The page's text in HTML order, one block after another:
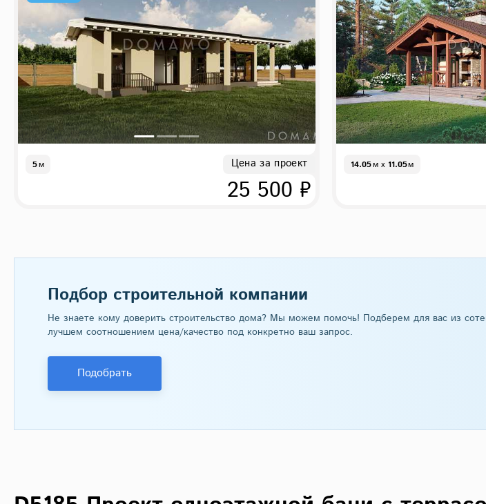
5м Цена за проект
25 500 ₽
14.05м x 11.05м
Подбор строительной компании
Не знаете кому доверить строительство дома? Мы можем помочь! Подберем для вас из
лучшем соотношением цена/качество под конкретно ваш запрос.
Подобрать